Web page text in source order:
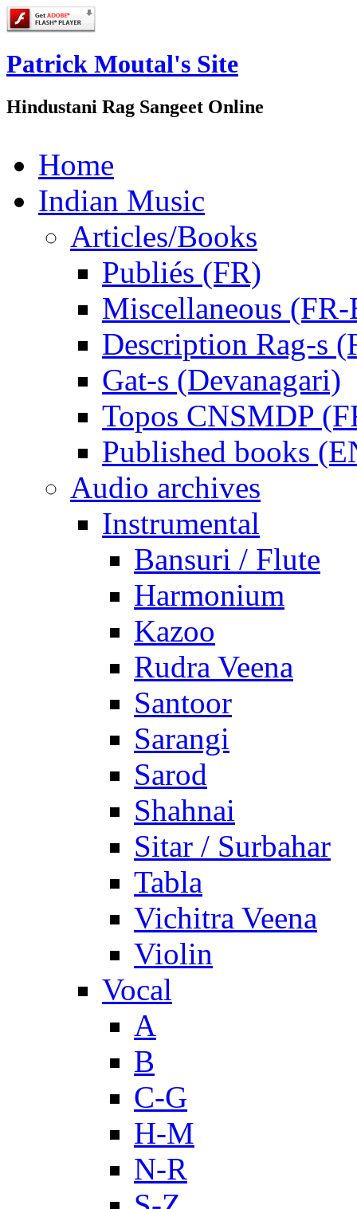
Patrick Moutal's Site
Hindustani Rag Sangeet Online
Home
Indian Music
Articles/Books
Publiés (FR)
Miscellaneous
Description Rag-s
Gat-s (Devanagari)
Topos CNSMDP
Published books
Audio archives
Instrumental
Bansuri / Flute
Harmonium
Kazoo
Rudra Veena
Santoor
Sarangi
Sarod
Shahnai
Sitar / Surbahar
Tabla
Vichitra Veena
Violin
Vocal
A
B
C-G
H-M
N-R